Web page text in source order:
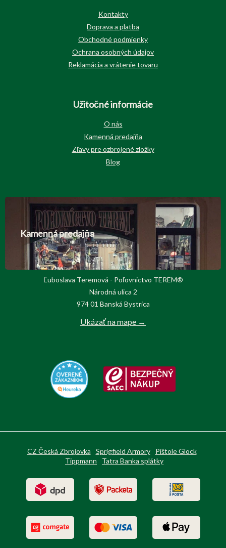
Kontakty
Doprava a platba
Obchodné podmienky
Ochrana osobných údajov
Reklamácia a vrátenie tovaru
Užitočné informácie
O nás
Kamenná predajňa
Zľavy pre ozbrojené zložky
Blog
Kamenná predajňa
Ľuboslava Teremová - Poľovnictvo TEREM®
Národná ulica 2
974 01 Banská Bystrica
Ukázať na mape →
CZ Česká Zbrojovka Sprigfield Armory
Pištole Glock
Tippmann
Tatra Banka splátky